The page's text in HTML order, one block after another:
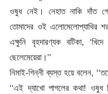
ওষুধ নেই। নেহাত নাকি দাঁত
তোমাদের ওই এলোমেলোপ্যাথির
এক্ষুনি বৃহদারণ্যক বটিকা,
ছেলেমেয়েরা।’’
নিমাই-গিন্নী ব্যস্ত হয়ে বলেন,
‘‘এই দ্যাখো পাগলের কথা! ওষুধ